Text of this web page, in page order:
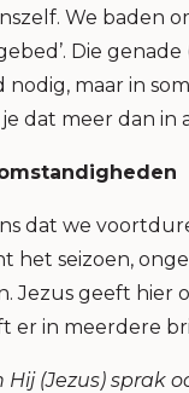
We baden
Die genade
nodig, maar in
dat meer dan in
dat we
het seizoen,
Jezus geeft hier
er in meerdere
Hij (Jezus) sprak